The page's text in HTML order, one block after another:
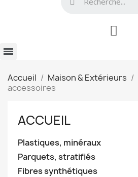
Accueil Maison & Extérieurs
accessoires
ACCUEIL
Plastiques, minéraux
Parquets, stratifiés
Fibres synthétiques